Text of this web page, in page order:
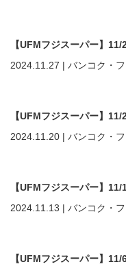
【UFMフジスーパー】
2024.11.27 | バンコク・
【UFMフジスーパー】
2024.11.20 | バンコク・
【UFMフジスーパー】
2024.11.13 | バンコク・
【UFMフジスーパー】